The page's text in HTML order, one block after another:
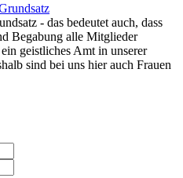
- das bedeutet auch, dass
Begabung alle Mitglieder
geistliches Amt in unserer
sind bei uns hier auch Frauen